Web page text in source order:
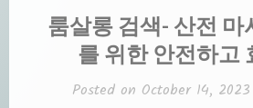
룸살롱 검색- 산전 마
를 위한 안전하고
Posted on October 14, 2023